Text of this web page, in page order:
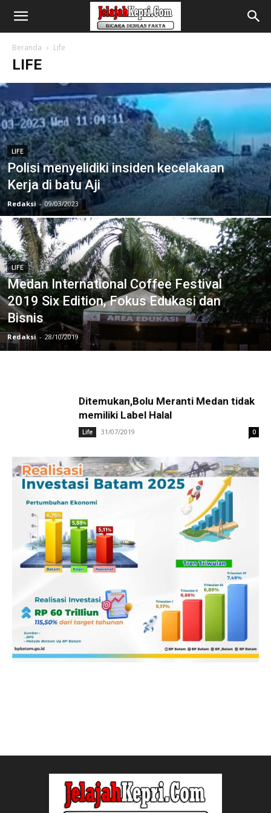
Beranda Life
LIFE
LIFE
Polisi menyelidiki insiden kecelakaan
Kerja di batu Aji
Redaksi - 09/03/2023
LIFE
Medan International Coffee Festival
2019 Six Edition, Fokus Edukasi dan
Bisnis
Redaksi - 28/10/2019
Ditemukan,Bolu Meranti Medan tidak
memiliki Label Halal
Life 31/07/2019 0